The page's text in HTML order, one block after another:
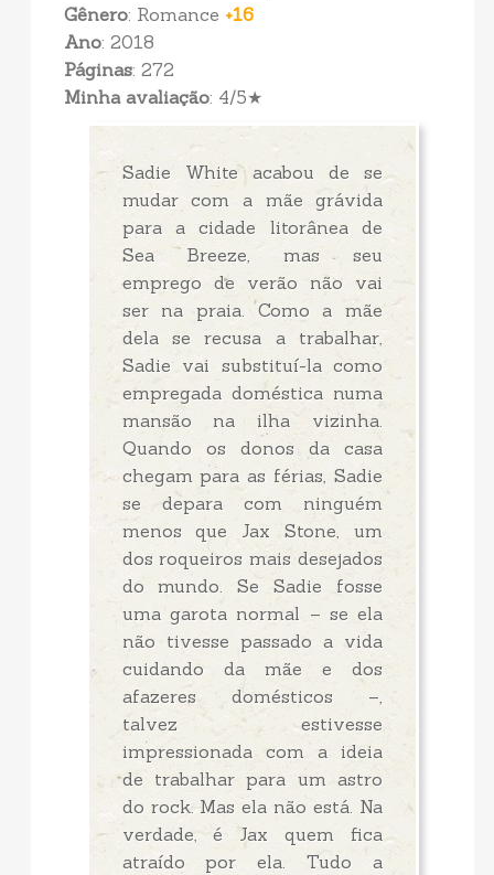
Gênero: Romance +16
Ano: 2018
Páginas: 272
Minha avaliação: 4/5★
Sadie White acabou de se
mudar com a mãe grávida
para a cidade litorânea de
Sea Breeze, mas seu
emprego de verão não vai
ser na praia. Como a mãe
dela se recusa a trabalhar,
Sadie vai substituí-la como
empregada doméstica numa
mansão na ilha vizinha.
Quando os donos da casa
chegam para as férias, Sadie
se depara com ninguém
menos que Jax Stone, um
dos roqueiros mais desejados
do mundo. Se Sadie fosse
uma garota normal – se ela
não tivesse passado a vida
cuidando da mãe e dos
afazeres domésticos –,
talvez estivesse
impressionada com a ideia
de trabalhar para um astro
do rock. Mas ela não está. Na
verdade, é Jax quem fica
atraído por ela. Tudo a